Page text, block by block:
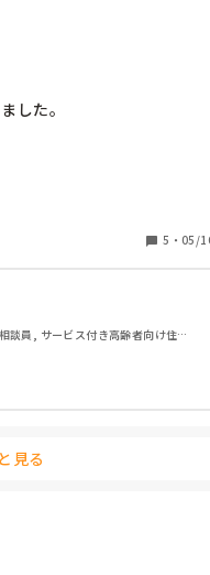
した。
5 ・ 05/
談員, サービス付き高齢者向け住宅,
見る